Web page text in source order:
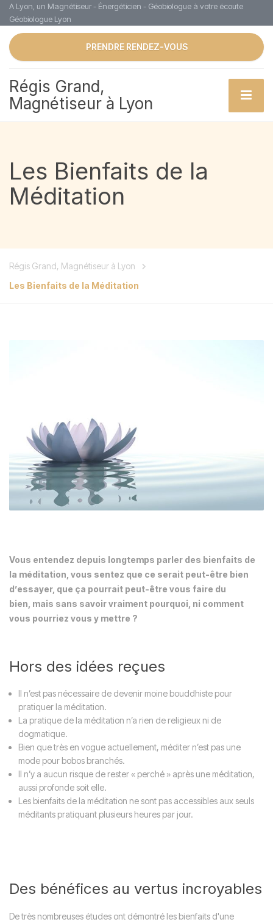
A Lyon, un Magnétiseur - Énergéticien - Géobiologue à votre écoute
Géobiologue Lyon
PRENDRE RENDEZ-VOUS
Régis Grand,
Magnétiseur à Lyon
Les Bienfaits de la
Méditation
Régis Grand, Magnétiseur à Lyon
Les Bienfaits de la Méditation
Vous entendez depuis longtemps parler des bienfaits de
la méditation, vous sentez que ce serait peut-être bien
d’essayer, que ça pourrait peut-être vous faire du
bien, mais sans savoir vraiment pourquoi, ni comment
vous pourriez vous y mettre ?
Hors des idées reçues
Il n’est pas nécessaire de devenir moine bouddhiste pour
pratiquer la méditation.
La pratique de la méditation n’a rien de religieux ni de
dogmatique.
Bien que très en vogue actuellement, méditer n’est pas une
mode pour bobos branchés.
Il n’y a aucun risque de rester « perché » après une méditation,
aussi profonde soit elle.
Les bienfaits de la méditation ne sont pas accessibles aux seuls
méditants pratiquant plusieurs heures par jour.
Des bénéfices au vertus incroyables
De très nombreuses études ont démontré les bienfaits d'une